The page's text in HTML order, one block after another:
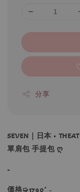
分享
SEVEN｜日本 •
單肩包 手提包 ღ
-
価格➭1790´ˎ˗